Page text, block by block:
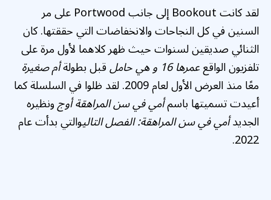
لقد كانت Bookout إلى جانب Portwood على مر
السنين في كل النجاحات والانخفاضات التي حققتها. كان
الثنائي صديقين لسنوات حيث ظهر كلاهما لأول مرة على
تلفزيون الواقععمرها 16 و هي حامل قبل بطولةأم صغيرة
معًا منذ العرض الأول لعام 2009. لقد ظلوا في السلسلة كما
أعيدت تسميتها باسمأمي في سن المراهقة أوجونظيره
الجديدأمي في سن المراهقة: الفصل التاليوالتي بدأت عام
2022.